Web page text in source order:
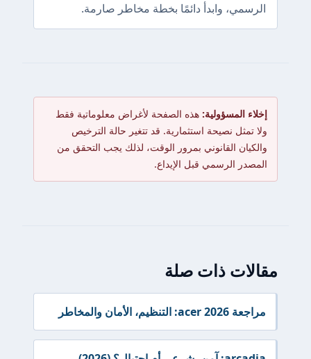
الرسمي، وابدأ دائمًا بخطة مخاطر صارمة.
إخلاء المسؤولية: هذه الصفحة لأغراض معلوماتية فقط
ولا تمثل نصيحة استثمارية. قد تتغير حالة الترخيص
والكيان القانوني بمرور الوقت، لذلك يجب التحقق من
المصدر الرسمي قبل الإيداع.
مقالات ذات صلة
مراجعة acer 2026: التنظيم، الأمان والمخاطر